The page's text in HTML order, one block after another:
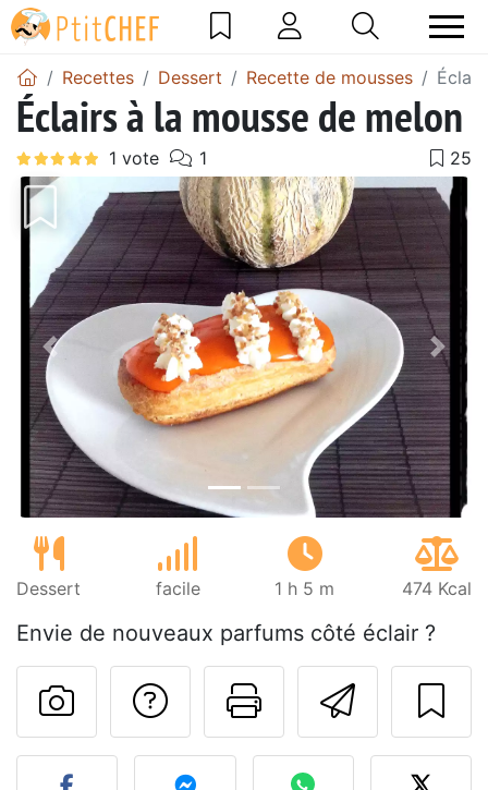
Recettes Dessert Recette de mousses
Éclairs à la mousse de melon
Précédent
Dessert facile 1 h 5 m 474 Kcal
Envie de nouveaux parfums côté éclair ?
Imprimer
Poser une
Publier votre photo de